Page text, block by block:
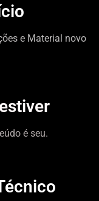
e Material novo
é seu.